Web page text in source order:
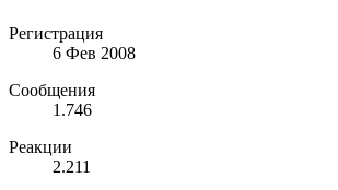
Регистрация
6 Фев 2008
Сообщения
1.746
Реакции
2.211